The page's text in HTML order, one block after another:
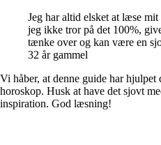
Jeg har altid elsket at læse
jeg ikke tror på det 100%,
tænke over og kan være en
32 år gammel
Vi håber, at denne guide har
horoskop. Husk at have det sjovt
inspiration. God læsning!